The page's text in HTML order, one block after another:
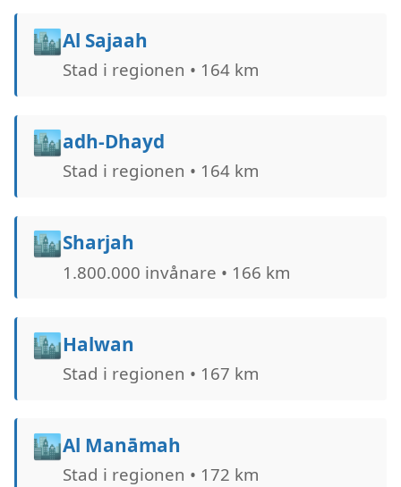
🏙️Al Sajaah
Stad i regionen • 164 km
🏙️adh-Dhayd
Stad i regionen • 164 km
🏙️Sharjah
1.800.000 invånare • 166 km
🏙️Halwan
Stad i regionen • 167 km
🏙️Al Manāmah
Stad i regionen • 172 km